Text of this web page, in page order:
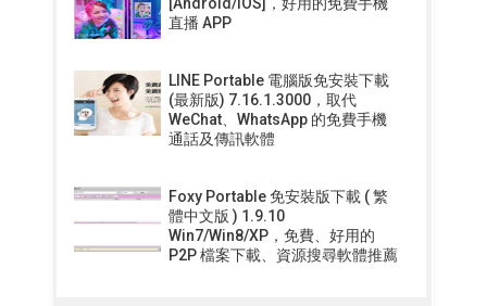
直播 APP
LINE Portable 電腦版免安裝下載
(最新版) 7.16.1.3000，取代
WeChat、WhatsApp 的免費手機
通話及傳訊軟體
Foxy Portable 免安裝版下載 ( 繁
體中文版 ) 1.9.10
Win7/Win8/XP，免費、好用的
P2P 檔案下載、資源搜尋軟體推薦